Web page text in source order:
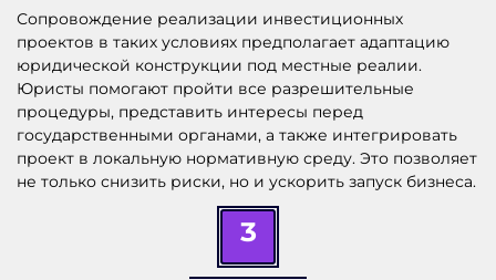
Сопровождение реализации инвестиционных
проектов в таких условиях предполагает адаптацию
юридической конструкции под местные реалии.
Юристы помогают пройти все разрешительные
процедуры, представить интересы перед
государственными органами, а также интегрировать
проект в локальную нормативную среду. Это позволяет
не только снизить риски, но и ускорить запуск бизнеса.
3